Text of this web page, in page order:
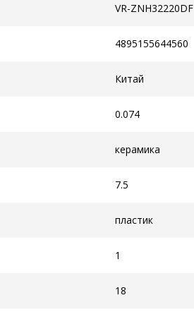
VR-ZNH32220DF
4895155644560
Китай
0.074
керамика
7.5
пластик
1
18